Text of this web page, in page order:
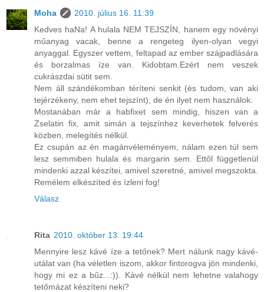
Moha
2010. július 16. 11:39
Kedves haNa! A hulala NEM TEJSZÍN, hanem egy növényi
műanyag vacak, benne a rengeteg ilyen-olyan vegyi
anyaggal. Egyszer vettem, feltapad az ember szájpadlására
és borzalmas íze van. Kidobtam.Ezért nem veszek
cukrászdai sütit sem.
Nem áll szándékomban téríteni senkit (és tudom, van aki
tejérzékeny, nem ehet tejszínt), de én ilyet nem használok.
Mostanában már a habfixet sem mindig, hiszen van a
Zselatin fix, amit simán a tejszínhez keverhetek felverés
közben, melegítés nélkül.
Ez csupán az én magánvéleményem, nálam ezen túl sem
lesz semmiben hulala és margarin sem. Ettől függetlenül
mindenki azzal készítei, amivel szeretné, amivel megszokta.
Remélem elkészíted és ízleni fog!
Válasz
Rita 2010. október 13. 19:44
Mennyire lesz kávé íze a tetőnek? Mert nálunk nagy kávé-
utálat van (ha véletlen iszom, akkor fintorogva jön mindenki,
hogy mi ez a bűz...:)). Kávé nélkül nem lehetne valahogy
tetőmázat készíteni neki?